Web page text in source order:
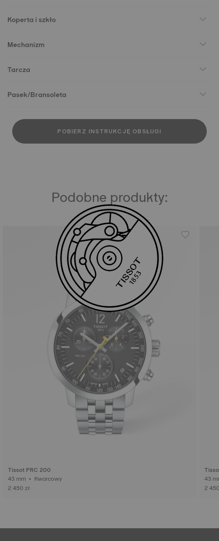
Koperta i szkło
Mechanizm
Tarcza
Pasek/Bransoleta
POBIERZ INSTRUKCJĘ OBSŁUGI
Podobne produkty:
Tissot PRC 200
43 mm • Kwarcowy
2 450 zł
2